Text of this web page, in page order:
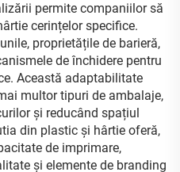
permite companiilor să
cerințelor specifice.
proprietățile de barieră,
de închidere pentru
Această adaptabilitate
multor tipuri de ambalaje,
și reducând spațiul
din plastic și hârtie oferă,
de imprimare,
și elemente de branding